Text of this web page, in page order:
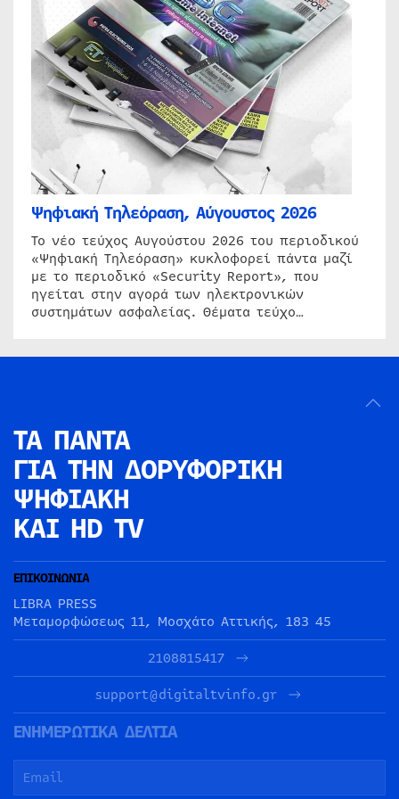
Ψηφιακή Τηλεόραση, Αύγουστος 2026
Το νέο τεύχος Αυγούστου 2026 του περιοδικού
«Ψηφιακή Τηλεόραση» κυκλοφορεί πάντα μαζί
με το περιοδικό «Security Report», που
ηγείται στην αγορά των ηλεκτρονικών
συστημάτων ασφαλείας. Θέματα τεύχο…
ΤΑ ΠΑΝΤΑ
ΓΙΑ ΤΗΝ ΔΟΡΥΦΟΡΙΚΗ
ΨΗΦΙΑΚΗ
ΚΑΙ HD TV
ΕΠΙΚΟΙΝΩΝΙΑ
LIBRA PRESS
Μεταμορφώσεως 11, Μοσχάτο Αττικής, 183 45
2108815417
support@digitaltvinfo.gr
ΕΝΗΜΕΡΩΤΙΚΑ ΔΕΛΤΙΑ